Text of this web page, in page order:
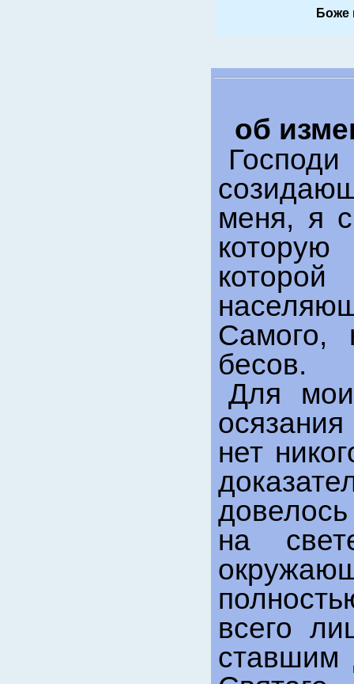
Боже
об
меня, я
Самого,
бесов.
Для
нет
на
всего
ставшим